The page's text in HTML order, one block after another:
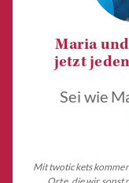
Maria
jetzt
Sei wie
Mit twotickets